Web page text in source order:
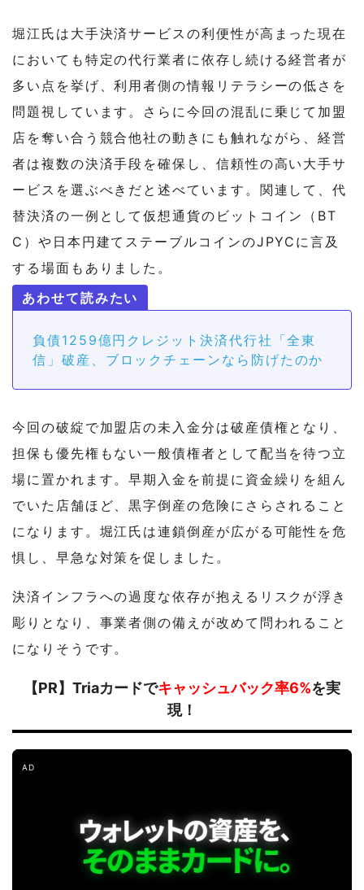
堀江氏は大手決済サービスの利便性が高まった現在
においても特定の代行業者に依存し続ける経営者が
多い点を挙げ、利用者側の情報リテラシーの低さを
問題視しています。さらに今回の混乱に乗じて加盟
店を奪い合う競合他社の動きにも触れながら、経営
者は複数の決済手段を確保し、信頼性の高い大手サ
ービスを選ぶべきだと述べています。関連して、代
替決済の一例として仮想通貨のビットコイン（BT
C）や日本円建てステーブルコインのJPYCに言及
する場面もありました。
負債1259億円クレジット決済代行社「全東
信」破産、ブロックチェーンなら防げたのか
今回の破綻で加盟店の未入金分は破産債権となり、
担保も優先権もない一般債権者として配当を待つ立
場に置かれます。早期入金を前提に資金繰りを組ん
でいた店舗ほど、黒字倒産の危険にさらされること
になります。堀江氏は連鎖倒産が広がる可能性を危
惧し、早急な対策を促しました。
決済インフラへの過度な依存が抱えるリスクが浮き
彫りとなり、事業者側の備えが改めて問われること
になりそうです。
【PR】Triaカードでキャッシュバック率6%を実
現！
AD